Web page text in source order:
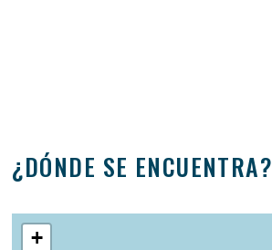
¿DÓNDE SE ENCUENTRA?
+